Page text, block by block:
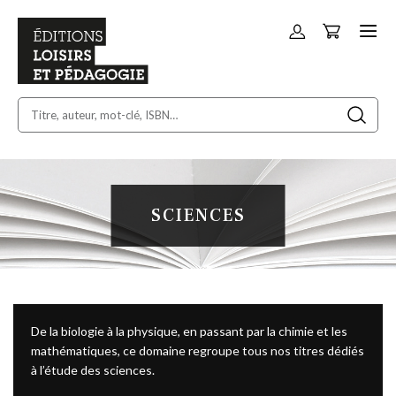
Allez
Panier
SCIENCES
De la biologie à la physique, en passant par la chimie et les
mathématiques, ce domaine regroupe tous nos titres dédiés
à l’étude des sciences.